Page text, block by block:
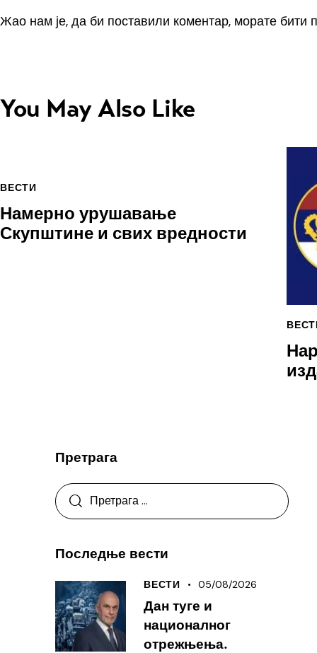
Жао нам је, да би поставили коментар, морате бити
You May Also Like
ВЕСТИ
Намерно урушавање
Скупштине и свих вредности
Претрага
Последње вести
ВЕСТИ 05/08/2026
Дан туге и
националног
отрежњења.